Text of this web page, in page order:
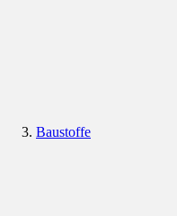
Baustoffe